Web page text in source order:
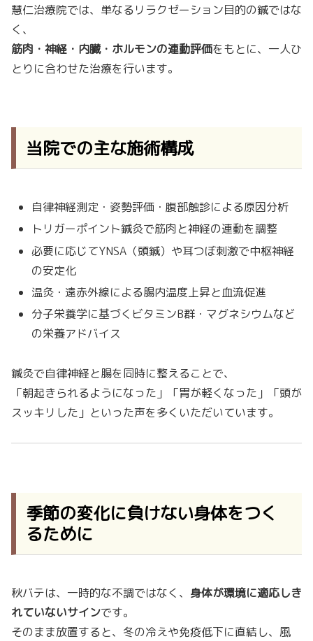
慧仁治療院では、単なるリラクゼーション目的の鍼ではな
く、
筋肉・神経・内臓・ホルモンの連動評価をもとに、一人ひ
とりに合わせた治療を行います。
当院での主な施術構成
自律神経測定・姿勢評価・腹部触診による原因分析
トリガーポイント鍼灸で筋肉と神経の連動を調整
必要に応じてYNSA（頭鍼）や耳つぼ刺激で中枢神経
の安定化
温灸・遠赤外線による腸内温度上昇と血流促進
分子栄養学に基づくビタミンB群・マグネシウムなど
の栄養アドバイス
鍼灸で自律神経と腸を同時に整えることで、
「朝起きられるようになった」「胃が軽くなった」「頭が
スッキリした」といった声を多くいただいています。
季節の変化に負けない身体をつく
るために
秋バテは、一時的な不調ではなく、 身体が環境に適応しき
れていないサインです。
そのまま放置すると、冬の冷えや免疫低下に直結し、風